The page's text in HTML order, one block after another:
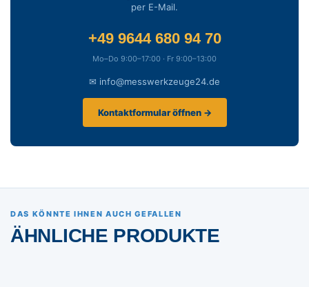
per E-Mail.
+49 9644 680 94 70
Mo–Do 9:00–17:00 · Fr 9:00–13:00
✉ info@messwerkzeuge24.de
Kontaktformular öffnen →
DAS KÖNNTE IHNEN AUCH GEFALLEN
ÄHNLICHE PRODUKTE